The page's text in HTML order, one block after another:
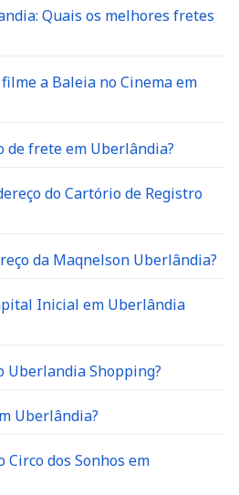
Quais os melhores fretes
a Baleia no Cinema em
de frete em Uberlândia?
do Cartório de Registro
da Maqnelson Uberlândia?
Inicial em Uberlândia
Uberlandia Shopping?
Uberlândia?
dos Sonhos em